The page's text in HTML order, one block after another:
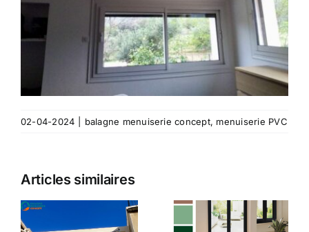
02-04-2024 balagne menuiserie concept, menuiserie PVC
Articles similaires
Fenêtres
couleur en
Protégez
votre